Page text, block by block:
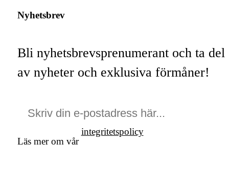
Nyhetsbrev
Bli nyhetsbrevsprenumerant och ta del
av nyheter och exklusiva förmåner!
Läs mer om vår
integritetspolicy